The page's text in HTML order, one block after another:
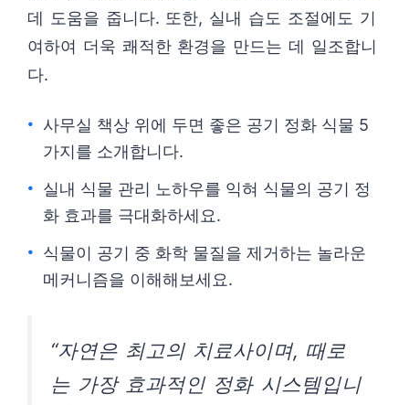
데 도움을 줍니다. 또한, 실내 습도 조절에도 기
여하여 더욱 쾌적한 환경을 만드는 데 일조합니
다.
사무실 책상 위에 두면 좋은 공기 정화 식물 5
가지를 소개합니다.
실내 식물 관리 노하우를 익혀 식물의 공기 정
화 효과를 극대화하세요.
식물이 공기 중 화학 물질을 제거하는 놀라운
메커니즘을 이해해보세요.
“자연은 최고의 치료사이며, 때로
는 가장 효과적인 정화 시스템입니